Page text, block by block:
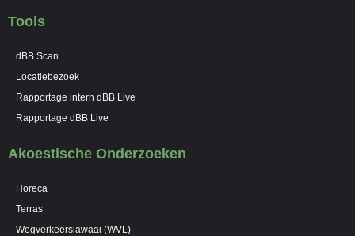
Akoestische Onderzoeken
Horeca
Terras
Wegverkeerslawaai (WVL)
Tools
dBB Scan
Locatiebezoek
Rapportage intern dBB Live
Rapportage dBB Live